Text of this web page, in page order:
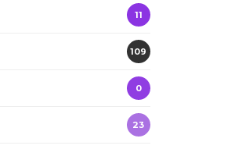
11
109
0
23